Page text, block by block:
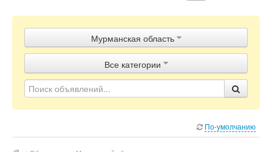
Объявления
Магазины
Контакты
Мурманская область
Все категории
По-умолчанию